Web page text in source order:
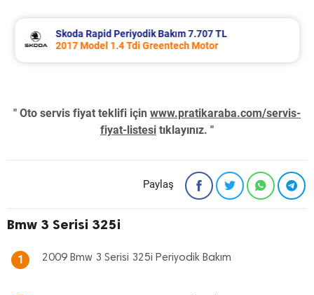
Skoda Rapid Periyodik Bakım 7.707 TL
2017 Model 1.4 Tdi Greentech Motor
" Oto servis fiyat teklifi için www.pratikaraba.com/servis-
fiyat-listesi tıklayınız. "
Paylaş
Bmw 3 Serisi 325i
1 2009 Bmw 3 Serisi 325i Periyodik Bakım